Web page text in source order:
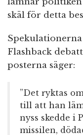
skäl för detta
Spekulationerna
Flashback
posterna säger:
”Det ryktas
till att han
nyss skedde i
missilen,